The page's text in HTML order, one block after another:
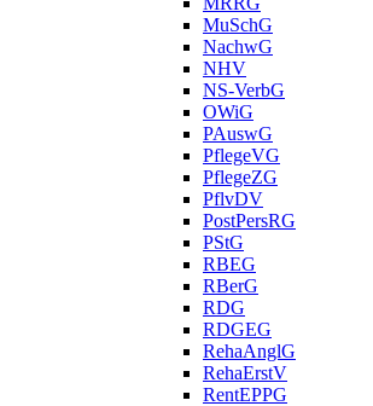
MuSchG
NachwG
NHV
NS-VerbG
OWiG
PAuswG
PflegeVG
PflegeZG
PflvDV
PostPersRG
PStG
RBEG
RBerG
RDG
RDGEG
RehaAnglG
RehaErstV
RentEPPG